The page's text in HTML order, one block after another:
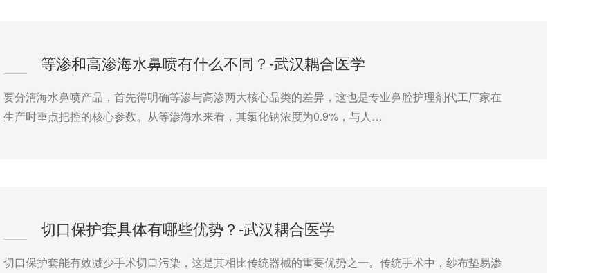
等渗和高渗海水鼻喷有什么不同？-武汉耦合医学
要分清海水鼻喷产品，首先得明确等渗与高渗两大核心品类的差异，这也是专业鼻腔护理剂代工厂家在
生产时重点把控的核心参数。从等渗海水来看，其氯化钠浓度为0.9%，与人…
切口保护套具体有哪些优势？-武汉耦合医学
切口保护套能有效减少手术切口污染，这是其相比传统器械的重要优势之一。传统手术中，纱布垫易渗